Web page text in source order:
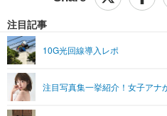
ショッピング
エンタメTOP
グラビア
ライフTOP
リリース一覧
プッシュ通知の停止方法
注目記事
10G光回線導入レポ
注目写真集一挙紹介！女子アナ